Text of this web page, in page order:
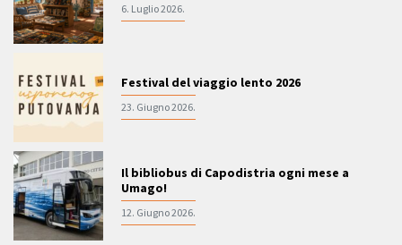
6. Luglio 2026.
Festival del viaggio lento 2026
23. Giugno 2026.
Il bibliobus di Capodistria ogni mese a
Umago!
12. Giugno 2026.